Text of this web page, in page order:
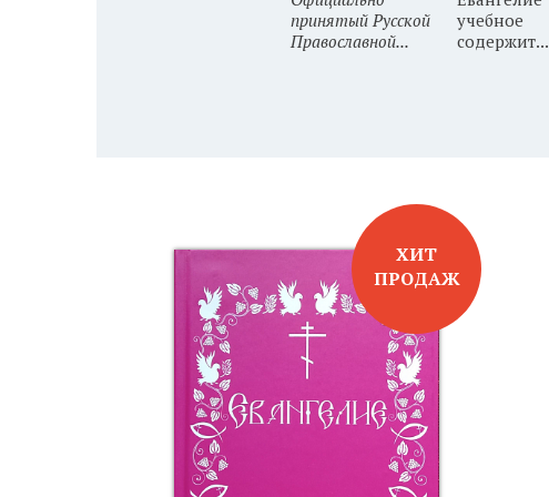
принятый Русской
Православной...
учебное
содержит...
ХИТ
ПРОДАЖ